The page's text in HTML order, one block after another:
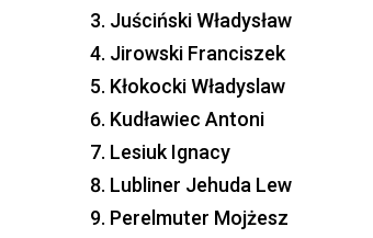
Juściński Władysław
Jirowski Franciszek
Kłokocki Władyslaw
Kudławiec Antoni
Lesiuk Ignacy
Lubliner Jehuda Lew
Perelmuter Mojżesz